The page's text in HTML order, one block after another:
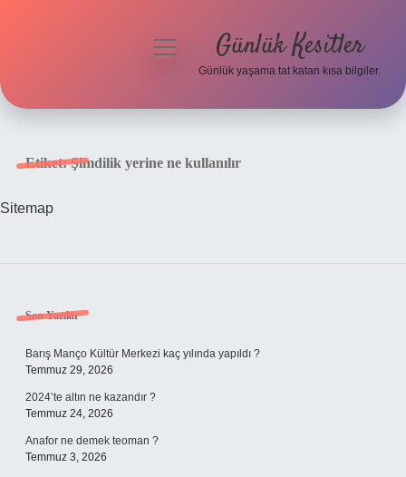
menüyü
Günlük Kesitler
Günlük yaşama tat katan kısa bilgiler.
Etiket:Şimdilik yerine ne kullanılır
Sitemap
Sidebar
Son Yazılar
Barış Manço Kültür Merkezi kaç yılında yapıldı ?
Temmuz 29, 2026
2024’te altın ne kazandır ?
Temmuz 24, 2026
Anafor ne demek teoman ?
Temmuz 3, 2026